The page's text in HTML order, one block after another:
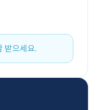
받으세요.